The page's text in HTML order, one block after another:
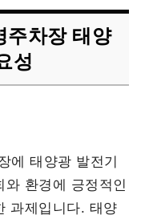
주차장 태양
성
에 태양광 발전기
환경에 긍정적인
과제입니다. 태양